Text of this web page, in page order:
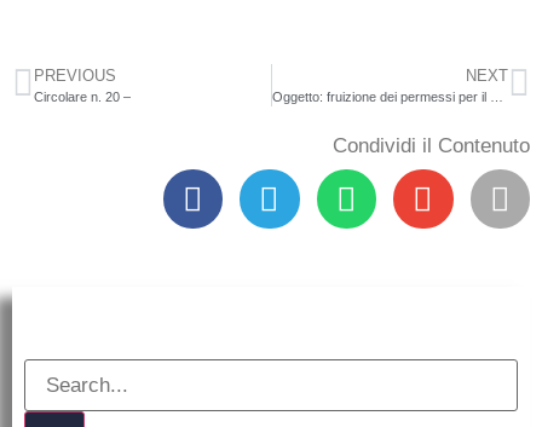
PREVIOUS
Circolare n. 20 –
NEXT
Condividi il Contenuto